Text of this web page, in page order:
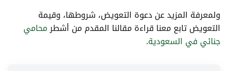
ولمعرفة المزيد عن دعوة التعويض، شروطها، وقيمة
التعويض تابع معنا قراءة مقالنا المقدم من أشطرمحامي
جنائي في السعودية.